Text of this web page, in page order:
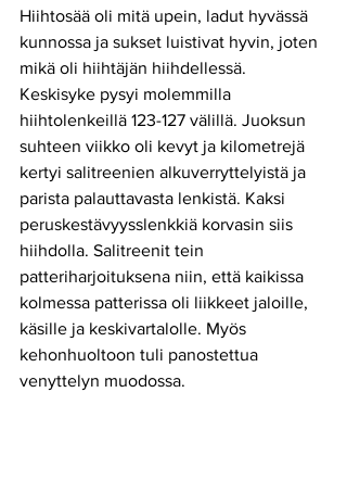
Hiihtosää oli mitä upein, ladut hyvässä
kunnossa ja sukset luistivat hyvin, joten
mikä oli hiihtäjän hiihdellessä.
Keskisyke pysyi molemmilla
hiihtolenkeillä 123-127 välillä. Juoksun
suhteen viikko oli kevyt ja kilometrejä
kertyi salitreenien alkuverryttelyistä ja
parista palauttavasta lenkistä. Kaksi
peruskestävyysslenkkiä korvasin siis
hiihdolla. Salitreenit tein
patteriharjoituksena niin, että kaikissa
kolmessa patterissa oli liikkeet jaloille,
käsille ja keskivartalolle. Myös
kehonhuoltoon tuli panostettua
venyttelyn muodossa.